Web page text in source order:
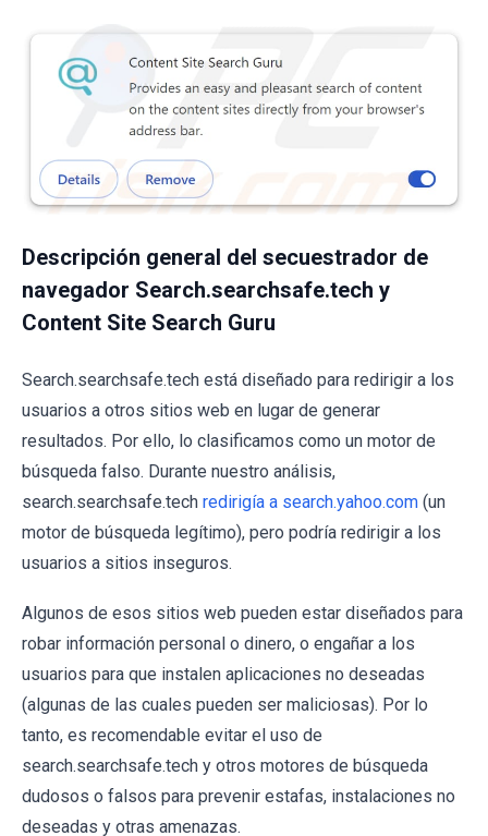
Descripción general del secuestrador de
navegador Search.searchsafe.tech y
Content Site Search Guru
Search.searchsafe.tech está diseñado para redirigir a los
usuarios a otros sitios web en lugar de generar
resultados. Por ello, lo clasificamos como un motor de
búsqueda falso. Durante nuestro análisis,
search.searchsafe.tech redirigía a search.yahoo.com (un
motor de búsqueda legítimo), pero podría redirigir a los
usuarios a sitios inseguros.
Algunos de esos sitios web pueden estar diseñados para
robar información personal o dinero, o engañar a los
usuarios para que instalen aplicaciones no deseadas
(algunas de las cuales pueden ser maliciosas). Por lo
tanto, es recomendable evitar el uso de
search.searchsafe.tech y otros motores de búsqueda
dudosos o falsos para prevenir estafas, instalaciones no
deseadas y otras amenazas.